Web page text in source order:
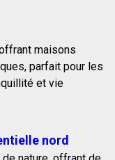
maisons
parfait pour les
et vie
nord